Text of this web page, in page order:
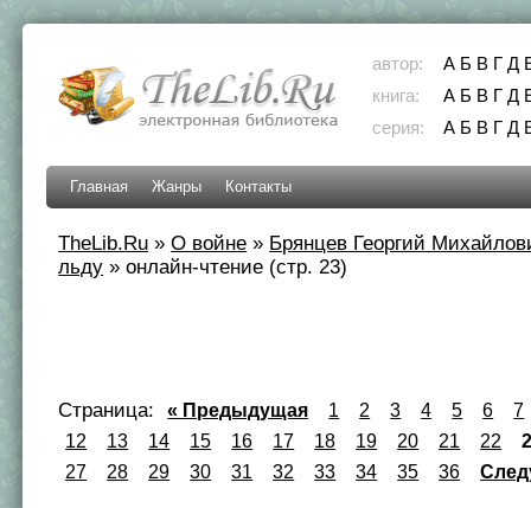
автор: А Б В Г Д
книга:
А Б В Г Д
серия:
А Б В Г Д
Главная Жанры Контакты
TheLib.Ru »О войне » Брянцев Георгий
льду »онлайн-чтение (стр. 23)
Страница: « Предыдущая 1 2 3 4 5 6
7
12
13 14 15 16 17 18 19 20 21 22
27
28 29 30 31 32 33 34 35 36